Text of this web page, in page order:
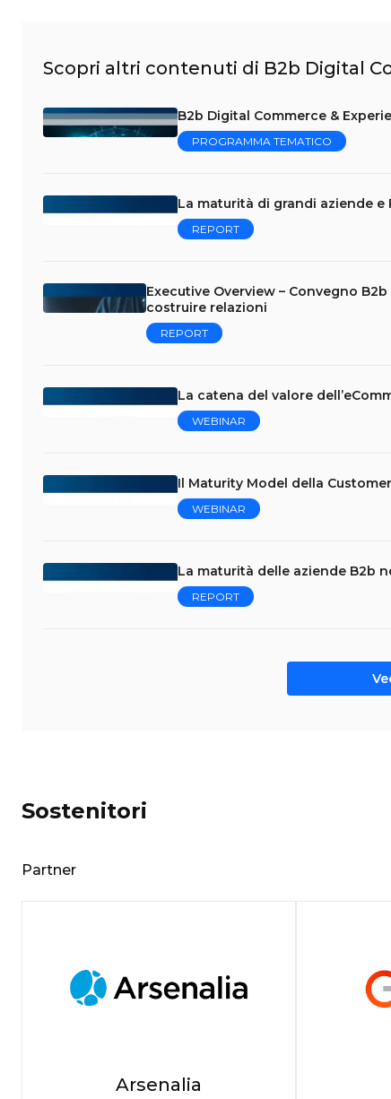
Scopri altri contenuti di B2b Digital
B2b Digital Commerce &
PROGRAMMA TEMATICO
La maturità di grandi aziende
REPORT
Executive Overview – Convegno
costruire relazioni
REPORT
La catena del valore
WEBINAR
Il Maturity Model della
WEBINAR
La maturità delle aziende B2b
REPORT
Sostenitori
Partner
Arsenalia